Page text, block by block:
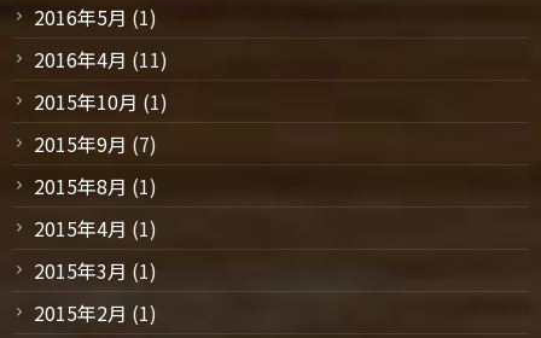
2016年5月 (1)
2016年4月 (11)
2015年10月 (1)
2015年9月 (7)
2015年8月 (1)
2015年4月 (1)
2015年3月 (1)
2015年2月 (1)